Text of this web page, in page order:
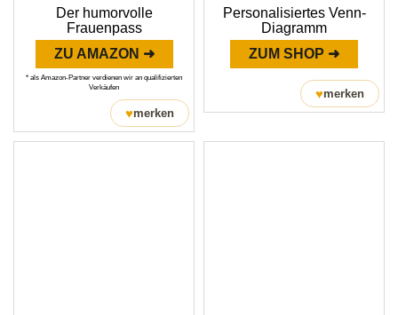
Der humorvolle
Frauenpass
ZU AMAZON ➜
* als Amazon-Partner verdienen wir an qualifizierten
Verkäufen
♥merken
Personalisiertes Venn-
Diagramm
ZUM SHOP ➜
♥merken